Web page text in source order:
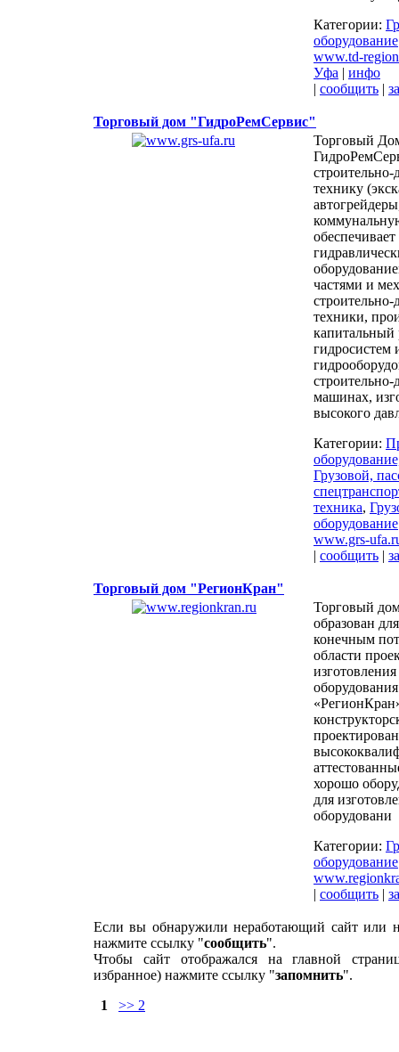
Категории:
оборудование
www.td-
Уфа | инфо
| сообщить |
Торговый дом "ГидроРемСервис"
Торговый
технику
частями и
техники,
капитальный
гидросистем
машинах,
высокого
Категории:
Грузовой,
техника,
оборудование
www.grs-
| сообщить |
Торговый дом "РегионКран"
Торговый
образован
конечным
области
хорошо
для
оборудовани
Категории:
оборудование
| сообщить |
Если вы обнаружили неработающий сайт или
нажмите ссылку "сообщить".
Чтобы сайт отображался на главной
избранное) нажмите ссылку "запомнить".
1
>> 2